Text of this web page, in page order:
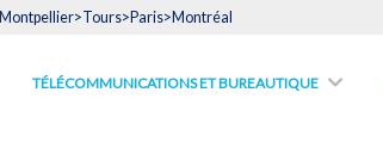
Montpellier>Tours>Paris>Montréal
TÉLÉCOMMUNICATIONS ET BUREAUTIQUE